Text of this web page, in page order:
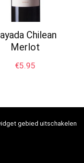
Chilean
Merlot
€5.95
gebied uitschakelen